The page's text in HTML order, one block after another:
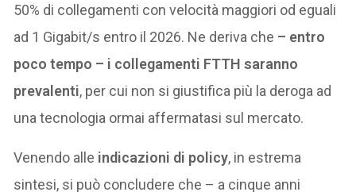
50% di collegamenti con velocità maggiori od eguali
ad 1 Gigabit/s entro il 2026. Ne deriva che – entro
poco tempo – i collegamenti FTTH saranno
prevalenti, per cui non si giustifica più la deroga ad
una tecnologia ormai affermatasi sul mercato.
Venendo alle indicazioni di policy, in estrema
sintesi, si può concludere che – a cinque anni